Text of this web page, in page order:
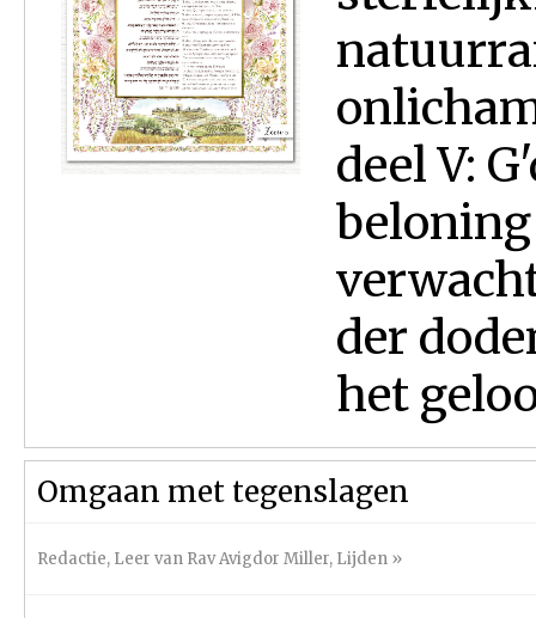
deel V:
beloning
der
het
Omgaan met tegenslagen
Redactie, Leer van Rav Avigdor Miller, Lijden »